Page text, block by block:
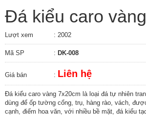
Đá kiểu caro
Lượt xem : 2002
Mã SP : DK-008
Giá bán : Liên hệ
Đá kiểu caro vàng 7x20cm là loại đá tự nhiên
dùng để ốp tường cổng, trụ, hàng rào, vách,
cạnh, điểm hoa văn, với nhiều bề mặt, đá kiểu